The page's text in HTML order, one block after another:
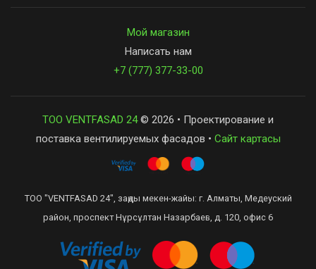
Мой магазин
Написать нам
+7 (777) 377-33-00
ТОО VENTFASAD 24© 2026 • Проектирование и
поставка вентилируемых фасадов • Сайт картасы
ТОО "VENTFASAD 24", заңды мекен-жайы: г. Алматы, Медеуский
район, проспект Нұрсұлтан Назарбаев, д. 120, офис 6